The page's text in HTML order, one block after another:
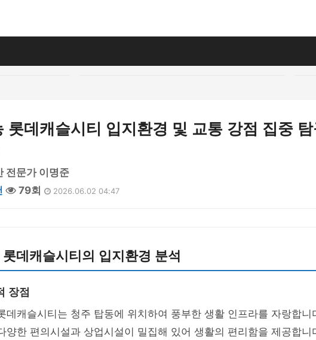
롯데캐슬시티 입지환경 및 교통 강점 집중
전문가 이명준
79회 2026.06.02 04:47
롯데캐슬시티의 입지환경 분석
장점
데캐슬시티는 청주 탑동에 위치하여 풍부한 생활 인프라를 자랑합니
양한 편의시설과 상업시설이 밀집해 있어 생활의 편리함을 제공합니